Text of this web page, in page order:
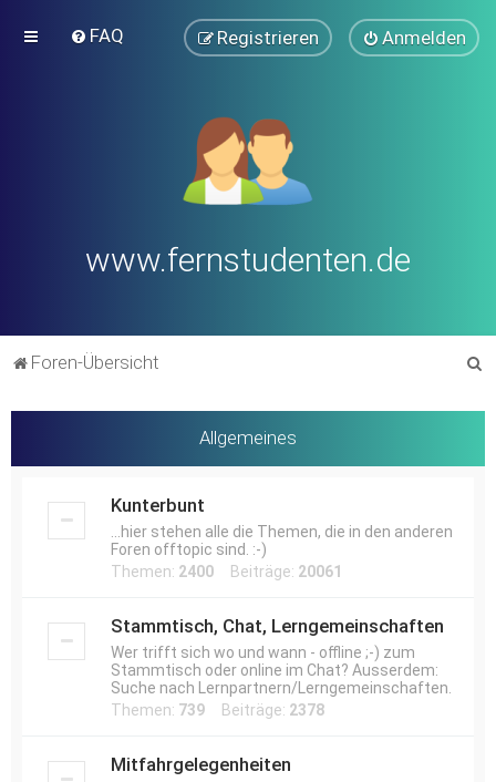
FAQ Anmelden
Registrieren
www.fernstudenten.de
Foren-Übersicht
Allgemeines
Kunterbunt
...hier stehen alle die Themen, die in den anderen
Foren offtopic sind. :-)
Themen: 2400 Beiträge: 20061
Stammtisch, Chat, Lerngemeinschaften
Wer trifft sich wo und wann - offline ;-) zum
Stammtisch oder online im Chat? Ausserdem:
Suche nach Lernpartnern/Lerngemeinschaften.
Themen: 739 Beiträge: 2378
Mitfahrgelegenheiten